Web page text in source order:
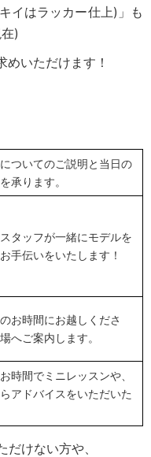
イはラッカー仕上)」も
)
いただけます！
ついてのご説明と当日の
承ります。
タッフが一緒にモデルを
手伝いをいたします！
お時間にお越しくださ
へご案内します。
時間でミニレッスンや、
アドバイスをいただいた
けない方や、